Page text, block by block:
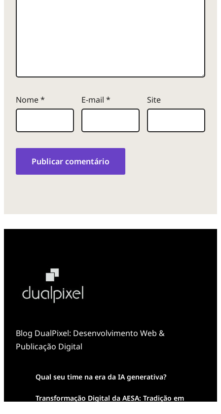
Nome* E-mail * Site
Blog DualPixel: Desenvolvimento Web &
Publicação Digital
Qual seu time na era da IA generativa?
Transformação Digital da AESA: Tradição em